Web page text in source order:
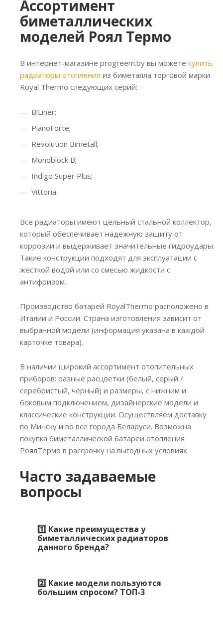
Ассортимент
биметаллических
моделей Роял Термо
В интернет-магазине progreem.by вы можете купить
радиаторы отопления из биметалла торговой марки
Royal Thermo следующих серий:
BiLiner;
PianoForte;
Revolution Bimetall;
Monoblock B;
Indigo Super Plus;
Vittoria.
Все радиаторы имеют цельный стальной коллектор,
который обеспечивает надежную защиту от
коррозии и выдерживает значительные гидроудары.
Такие конструкции подходят для эксплуатации с
жесткой водой или со смесью жидкости с
антифризом.
Производство батарей RoyalThermo расположено в
Италии и России. Страна изготовления зависит от
выбранной модели (информация указана в каждой
карточке товара).
В наличии широкий ассортимент отопительных
приборов: разные расцветки (белый, серый /
серебристый, черный) и размеры, с нижним и
боковым подключением, дизайнерские модели и
классические конструкции. Осуществляем доставку
по Минску и во все города Беларуси. Возможна
покупка биметаллической батареи отопления
РоялТермо в рассрочку на выгодных условиях.
Часто задаваемые
вопросы
1️⃣ Какие преимущества у
биметаллических радиаторов
данного бренда?
2️⃣ Какие модели пользуются
большим спросом? ТОП-3